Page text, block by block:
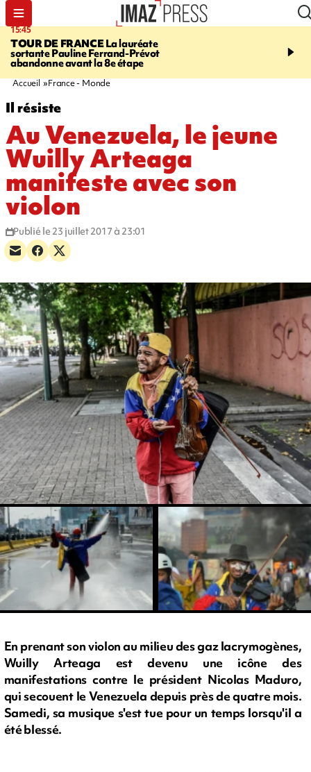
15:45
TOUR DE FRANCELa lauréate
sortante Pauline Ferrand-Prévot
abandonne avant la 8e étape
20:17
routière, concours de
Accueil France - Monde
Il résiste
Au Venezuela, le jeune
Wuilly Arteaga
manifeste avec son
violon
Publié le 23 juillet 2017 à 23:01
En prenant son violon au milieu des gaz lacrymogènes,
Wuilly Arteaga est devenu une icône des
manifestations contre le président Nicolas Maduro,
qui secouent le Venezuela depuis près de quatre mois.
Samedi, sa musique s'est tue pour un temps lorsqu'il a
été blessé.